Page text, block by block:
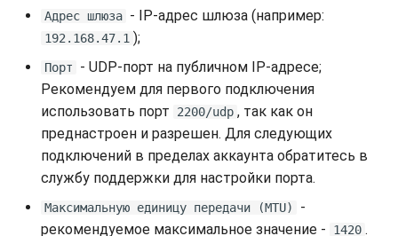
Адрес шлюза - IP-адрес шлюза (например:
192.168.47.1 );
Порт
- UDP-порт на публичном IP-адресе;
Рекомендуем для первого подключения
использовать порт
2200/udp , так как он
преднастроен и разрешен. Для следующих
подключений в пределах аккаунта обратитесь в
службу поддержки для настройки порта.
Максимальную единицу передачи (MTU)
-
рекомендуемое максимальное значение -
1420 .